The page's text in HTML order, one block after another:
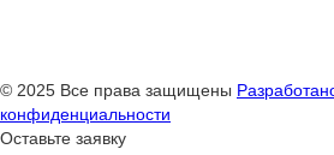
© 2025 Все права защищены
конфиденциальности
Оставьте заявку